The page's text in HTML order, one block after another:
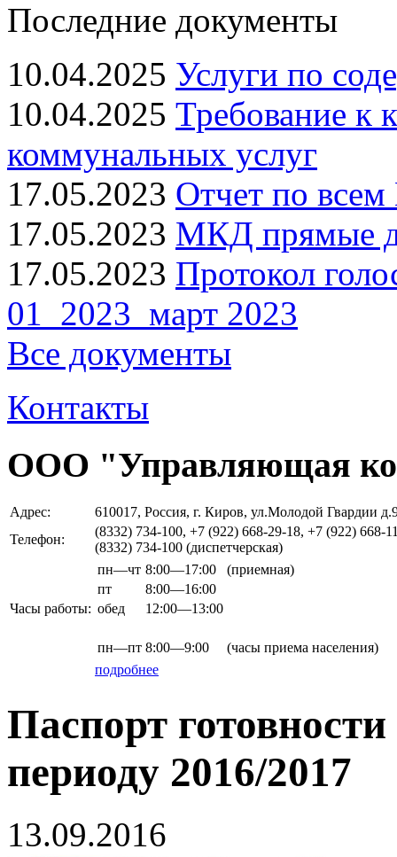
Последние документы
10.04.2025 Услуги по
10.04.2025 Требование к
коммунальных услуг
17.05.2023 Отчет по
17.05.2023 МКД прямые
17.05.2023 Протокол
01_2023_март 2023
Все документы
Контакты
ООО "Управляющая
Адрес:
610017, Россия, г. Киров, ул.Молодой Гвардии
Телефон:
(8332) 734-100, +7 (922) 668-29-18, +7 (922) 668-
(8332) 734-100 (диспетчерская)
Часы работы:
пн—чт 8:00—17:00
(приемная)
пт
8:00—16:00
обед
12:00—13:00
пн—пт 8:00—9:00
(часы приема населения)
подробнее
Паспорт
периоду 2016/2017
13.09.2016